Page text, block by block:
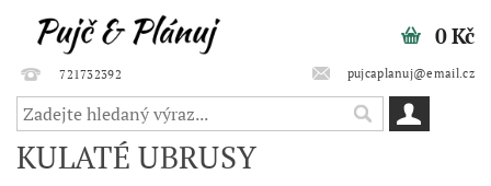
721732392 pujcaplanuj@email.cz
0 Kč
KULATÉ UBRUSY